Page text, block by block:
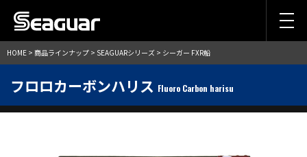
HOME > 商品ラインナップ > SEAGUARシリーズ > シーガー FXR船
フロロカーボンハリス Fluoro Carbon harisu